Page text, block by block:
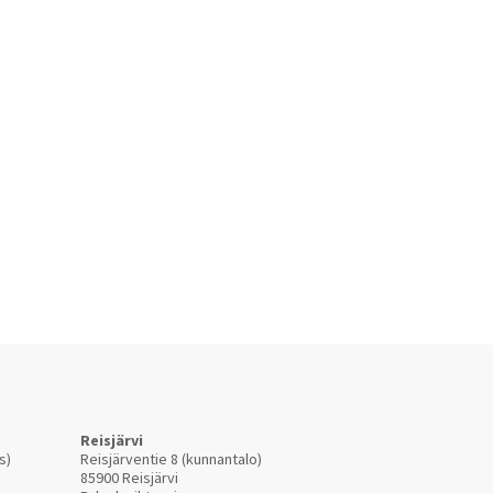
Reisjärvi
Reisjärventie 8 (kunnantalo)
85900 Reisjärvi